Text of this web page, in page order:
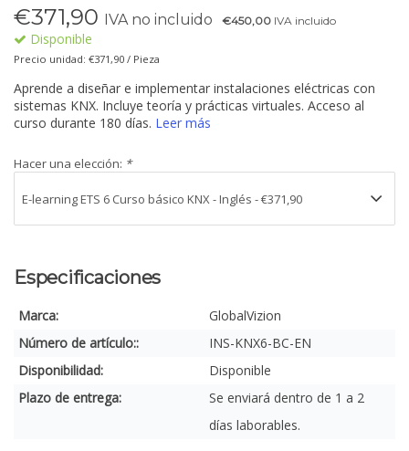
€371,90 IVA no incluido €450,00 IVA incluido
Disponible
Precio unidad: €371,90 / Pieza
Aprende a diseñar e implementar instalaciones eléctricas con
sistemas KNX. Incluye teoría y prácticas virtuales. Acceso al
curso durante 180 días. Leer más
Hacer una elección: *
Especificaciones
Marca:
GlobalVizion
Número de artículo::
INS-KNX6-BC-EN
Disponibilidad:
Disponible
Plazo de entrega:
Se enviará dentro de 1 a 2
días laborables.